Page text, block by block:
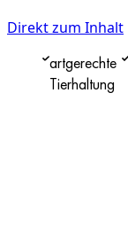
Direkt zum Inhalt
artgerechte
Tierhaltung